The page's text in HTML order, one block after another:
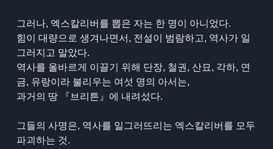
그러나, 엑스칼리버를 뽑은 자는 한 명이 아니었다.
힘이 대량으로 생겨나면서, 전설이 범람하고, 역사가 일
그러지고 말았다.
역사를 올바르게 이끌기 위해 단장, 철권, 산묘, 각하, 연
금, 유랑이라 불리우는 여섯 명의 아서는,
과거의 땅 『브리튼』에 내려섰다.
그들의 사명은, 역사를 일그러뜨리는 엑스칼리버를 모두
파괴하는 것.